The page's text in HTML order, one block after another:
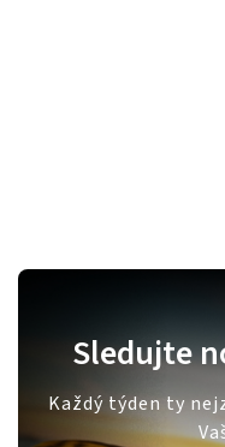
Sledujte
Každý týden ty